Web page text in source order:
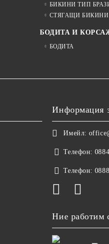
БИКИНИ ТИП
СТЯГАЩИ
БОДИТА И
БОДИТА
Информация
Имейл:
Телефон:
Телефон:
Ние работим